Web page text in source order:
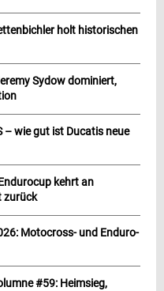
holt historischen
Sydow dominiert,
– wie gut ist Ducatis neue
kehrt an
zurück
Motocross- und Enduro-
#59: Heimsieg,